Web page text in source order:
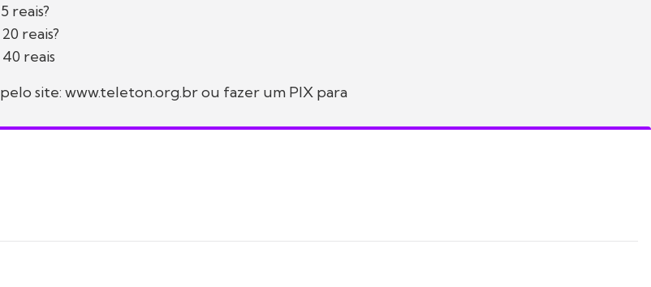
reais?
reais?
reais
site: www.teleton.org.br ou fazer um PIX para